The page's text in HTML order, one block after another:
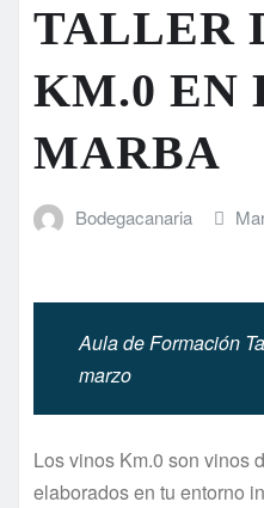
TALLER
KM.0 EN
MARBA
Bodegacanaria
Aula de Formación
marzo
Los vinos Km.0 son vinos
elaborados en tu entorno